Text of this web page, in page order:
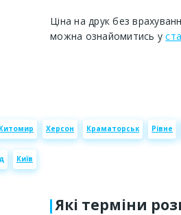
Ціна на друк без
можна ознайомитись у
Херсон Краматорськ Рівне
Київ
Які терміни